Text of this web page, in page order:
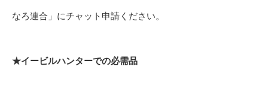
なろ連合」にチャット申請ください。
★イービルハンターでの必需品